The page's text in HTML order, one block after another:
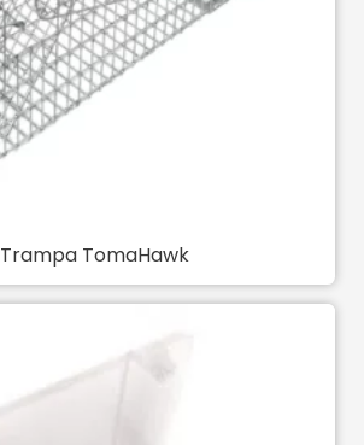
Trampa TomaHawk